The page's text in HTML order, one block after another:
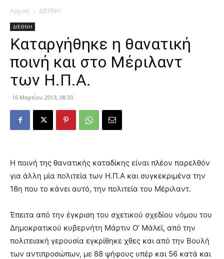
Αρχική ΔΙΕΘΝΗ
ΔΙΕΘΝΗ
Καταργήθηκε η θανατική
ποινή και στο Μέριλαντ
των Η.Π.Α.
16 Μαρτίου 2013, 08:33
Η ποινή της θανατικής καταδίκης είναι πλέον παρελθόν
για άλλη μία πολιτεία των Η.Π.Α και συγκεκριμένα την
18η που το κάνει αυτό, την πολιτεία του Μέριλαντ.
Έπειτα από την έγκριση του σχετικού σχεδίου νόμου του
Δημοκρατικού κυβερνήτη Μάρτιν Ο’ Μάλεϊ, από την
πολιτειακή γερουσία εγκρίθηκε χθες και από την Βουλή
των αντιπροσώπων, με 88 ψήφους υπέρ και 56 κατά και